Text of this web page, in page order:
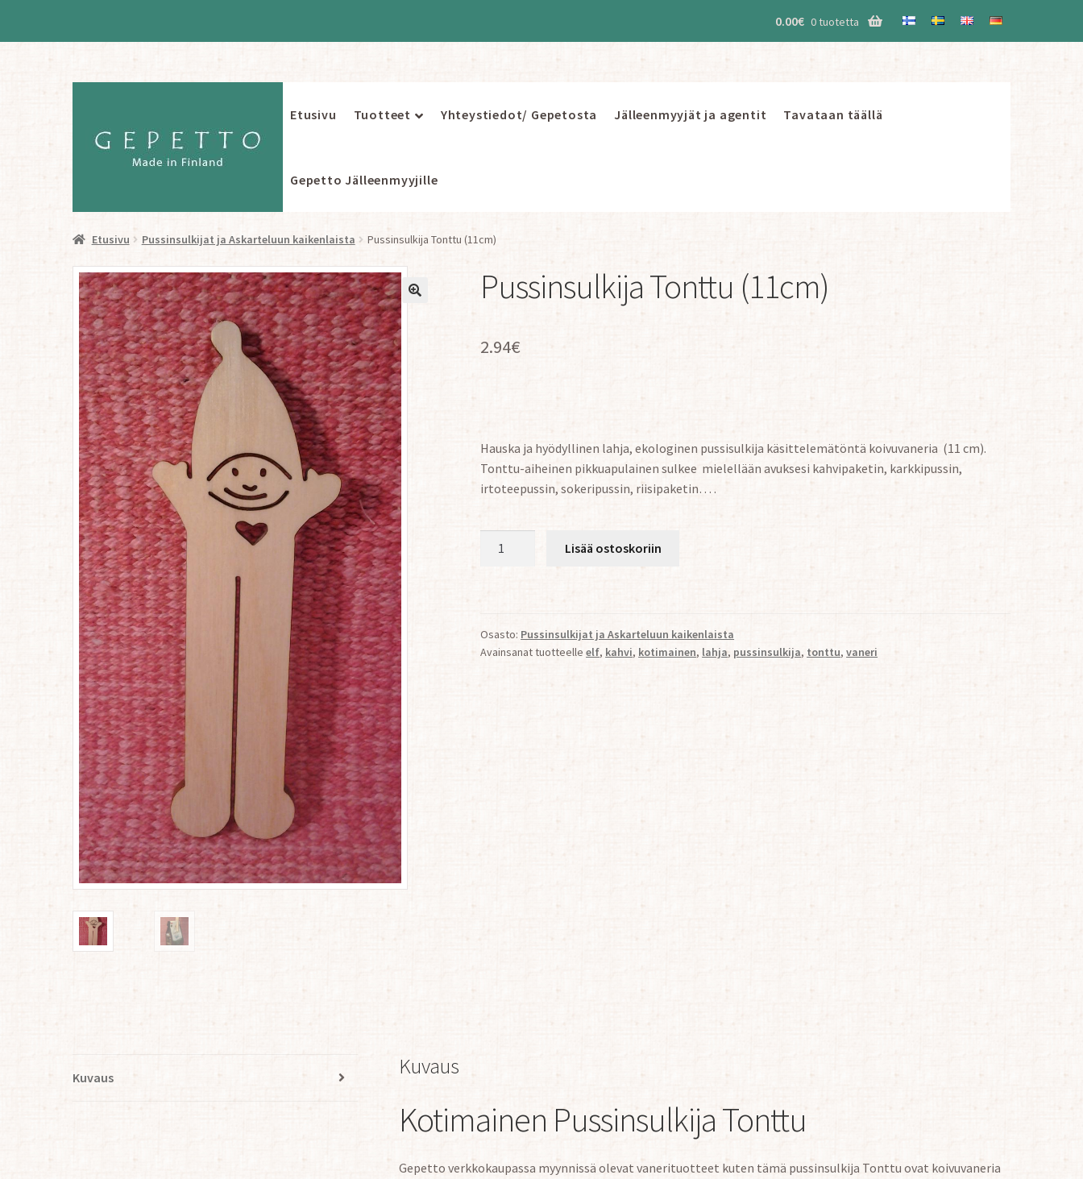
0.00€ 0 tuotetta
Siirry
Siirry
Etusivu Tuotteet Yhteystiedot/ Gepetosta Jälleenmyyjät ja agentit Tavataan täällä
Gepetto Jälleenmyyjille
Etusivu Pussinsulkijat ja Askarteluun kaikenlaista Pussinsulkija Tonttu (11cm)
Pussinsulkija Tonttu (11cm)
2.94€
Hauska ja hyödyllinen lahja, ekologinen pussisulkija käsittelemätöntä koivuvaneria (11 cm).
Tonttu-aiheinen pikkuapulainen sulkee mielellään avuksesi kahvipaketin, karkkipussin,
irtoteepussin, sokeripussin, riisipaketin… .
Lisää ostoskoriin
Osasto: Pussinsulkijat ja Askarteluun kaikenlaista
Avainsanat tuotteelleelf, kahvi, kotimainen, lahja, pussinsulkija, tonttu,vaneri
Kuvaus Kuvaus
Kotimainen Pussinsulkija Tonttu
Gepetto verkkokaupassa myynnissä olevat vanerituotteet kuten tämä pussinsulkija Tonttu ovat koivuvaneria